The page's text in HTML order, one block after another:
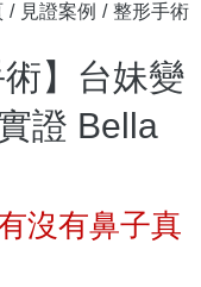
術】台妹變
證 Bella
/ 見證案例 / 整形手術
沒有鼻子真